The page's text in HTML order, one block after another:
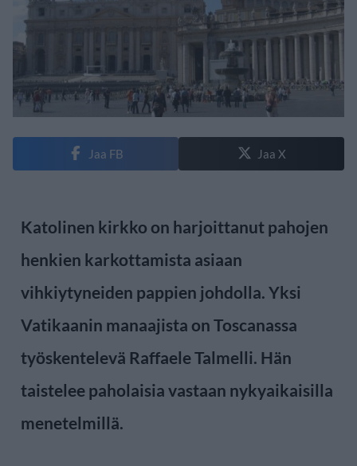
Jaa FB Jaa X
Katolinen kirkko on harjoittanut pahojen
henkien karkottamista asiaan
vihkiytyneiden pappien johdolla. Yksi
Vatikaanin manaajista on Toscanassa
työskentelevä Raffaele Talmelli. Hän
taistelee paholaisia vastaan nykyaikaisilla
menetelmillä.